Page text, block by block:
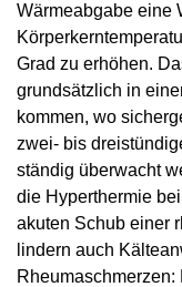
Wärmeabgabe eine
Grad zu erhöhen.
grundsätzlich in
kommen, wo
zwei- bis
ständig überwacht
die Hyperthermie
akuten Schub einer
lindern auch